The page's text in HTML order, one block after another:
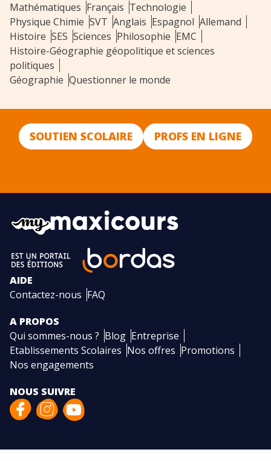
Mathématiques Français Technologie
Physique Chimie SVT Anglais Espagnol Allemand
Histoire SES Sciences Philosophie EMC
Histoire-Géographie géopolitique et sciences
politiques
Géographie Questionner le monde
SOUTIEN SCOLAIRE PROFS EN LIGNE
AIDE
Contactez-nous FAQ
A PROPOS
Qui sommes-nous ? Blog Entreprise
Etablissements Scolaires Nos offres Promotions
Nos engagements
NOUS SUIVRE